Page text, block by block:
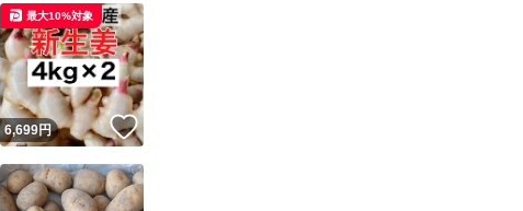
6,699円 いいね！
最大10%対象